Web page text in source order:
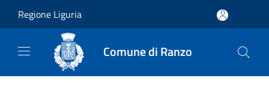
Regione Liguria
Comune di Ranzo